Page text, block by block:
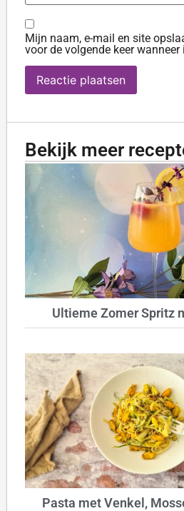
Mijn naam, e-mail en site
voor de volgende keer
Bekijk meer
Ultieme Zomer Spritz
Pasta met Venkel,